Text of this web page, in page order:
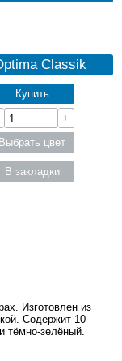
Classik
Изготовлен из
Содержит 10
тёмно-зелёный.
Купить
+
Выбрать цвет
В закладки